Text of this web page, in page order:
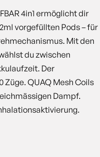
4in1 ermöglicht dir
vorgefüllten Pods – für
Mit den
du zwischen
Der
Züge. QUAQ Mesh Coils
Dampf.